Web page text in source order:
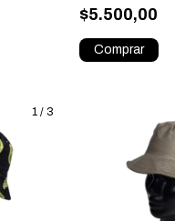
$5.500,00
1 / 3